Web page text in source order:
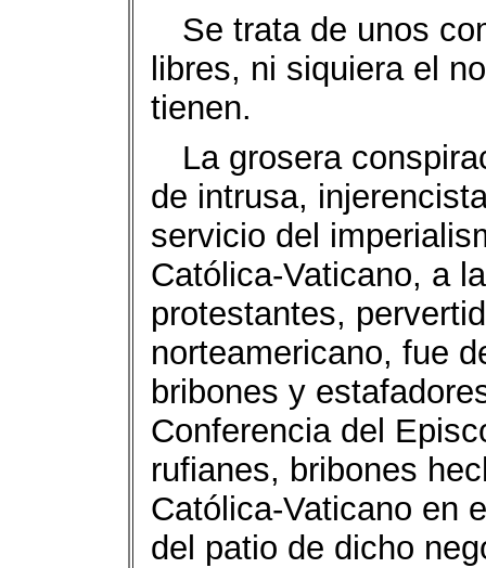
Se trata de unos
libres, ni siquiera el
tienen.
La grosera
de intrusa,
servicio del
Católica-Vaticano, a
protestantes,
norteamericano, fue
bribones y
Conferencia del
rufianes, bribones
Católica-Vaticano en
del patio de dicho